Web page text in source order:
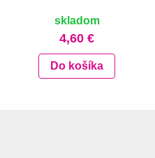
skladom
4,60 €
Do košíka